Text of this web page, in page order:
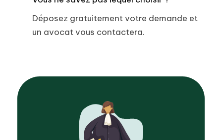
Déposez gratuitement votre demande et
un avocat vous contactera.